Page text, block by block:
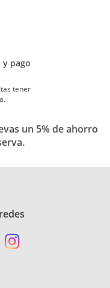
y pago
tener
un 5% de ahorro